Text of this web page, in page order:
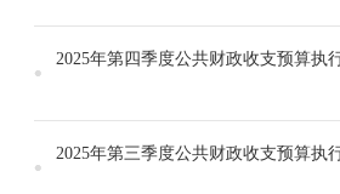
2025年第四季度公共财政收支预算执
2025年第三季度公共财政收支预算执